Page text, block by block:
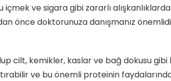
ve sigara gibi zararlı
önce doktorunuza danışmanız
kemikler, kaslar ve bağ dokusu gibi
ve bu önemli proteinin